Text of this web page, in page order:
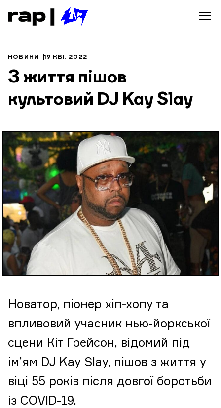
НОВИНИ 19 КВІ, 2022
З життя пішов
культовий DJ Kay Slay
Новатор, піонер хіп-хопу та
впливовий учасник нью-йоркської
сцени Кіт Грейсон, відомий під
ім’ям DJ Kay Slay, пішов з життя у
віці 55 років після довгої боротьби
із COVID-19.